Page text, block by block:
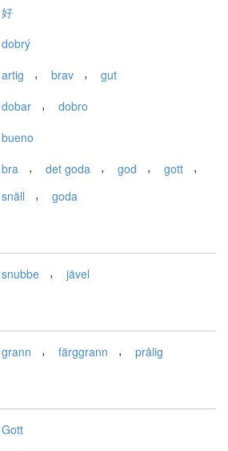
好
dobrý
artig , brav , gut
dobar , dobro
bueno
bra , det goda , god , gott ,
snäll , goda
snubbe , jävel
grann , färggrann , prålig
Gott